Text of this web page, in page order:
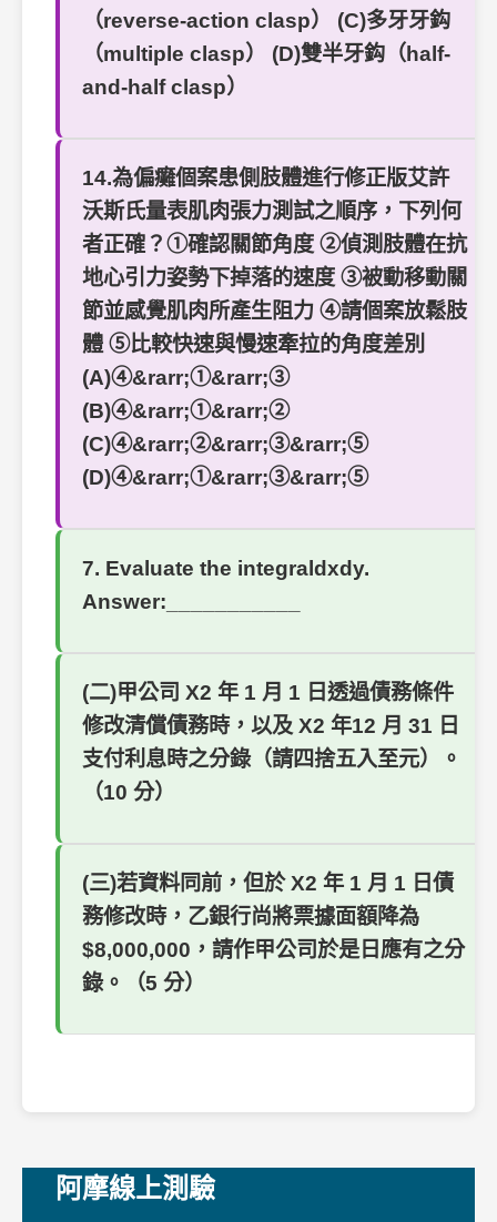
（reverse-action clasp） (C)多牙牙鈎
（multiple clasp） (D)雙半牙鈎（half-
and-half clasp）
14.為偏癱個案患側肢體進行修正版艾許
沃斯氏量表肌肉張力測試之順序，下列何
者正確？①確認關節角度 ②偵測肢體在抗
地心引力姿勢下掉落的速度 ③被動移動關
節並感覺肌肉所產生阻力 ④請個案放鬆肢
體 ⑤比較快速與慢速牽拉的角度差別
(A)④&rarr;①&rarr;③
(B)④&rarr;①&rarr;②
(C)④&rarr;②&rarr;③&rarr;⑤
(D)④&rarr;①&rarr;③&rarr;⑤
7. Evaluate the integraldxdy.
Answer:___________
(二)甲公司 X2 年 1 月 1 日透過債務條件
修改清償債務時，以及 X2 年12 月 31 日
支付利息時之分錄（請四捨五入至元）。
（10 分）
(三)若資料同前，但於 X2 年 1 月 1 日債
務修改時，乙銀行尚將票據面額降為
$8,000,000，請作甲公司於是日應有之分
錄。（5 分）
阿摩線上測驗